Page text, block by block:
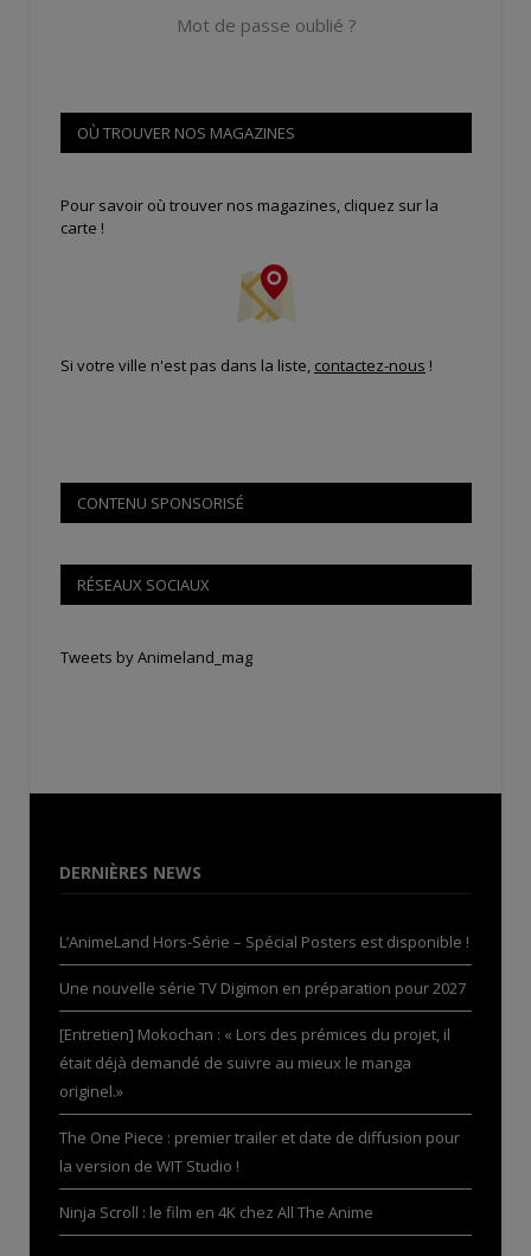
Mot de passe oublié ?
OÙ TROUVER NOS MAGAZINES
Pour savoir où trouver nos magazines, cliquez sur la
carte !
Si votre ville n'est pas dans la liste, contactez-nous !
CONTENU SPONSORISÉ
RÉSEAUX SOCIAUX
Tweets by Animeland_mag
DERNIÈRES NEWS
L’AnimeLand Hors-Série – Spécial Posters est disponible !
Une nouvelle série TV Digimon en préparation pour 2027
[Entretien] Mokochan : « Lors des prémices du projet, il
était déjà demandé de suivre au mieux le manga
originel.»
The One Piece : premier trailer et date de diffusion pour
la version de WIT Studio !
Ninja Scroll : le film en 4K chez All The Anime